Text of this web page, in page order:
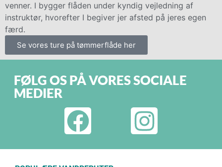
venner. I bygger flåden under kyndig vejledning af
instruktør, hvorefter I begiver jer afsted på jeres egen
færd.
Se vores ture på tømmerflåde her
FØLG OS PÅ VORES SOCIALE
MEDIER